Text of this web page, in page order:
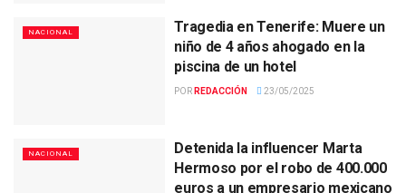
NACIONAL
Tragedia en Tenerife: Muere un
niño de 4 años ahogado en la
piscina de un hotel
POR REDACCIÓN 23/05/2025
NACIONAL
Detenida la influencer Marta
Hermoso por el robo de 400.000
euros a un empresario mexicano